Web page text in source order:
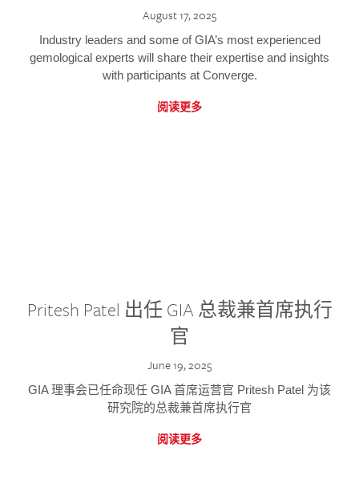
August 17, 2025
Industry leaders and some of GIA’s most experienced
gemological experts will share their expertise and insights
with participants at Converge.
阅读更多
Pritesh Patel 出任 GIA 总裁兼首席执行
官
June 19, 2025
GIA 理事会已任命现任 GIA 首席运营官 Pritesh Patel 为该
研究院的总裁兼首席执行官
阅读更多